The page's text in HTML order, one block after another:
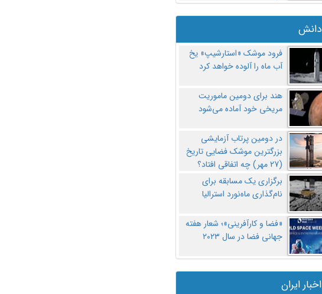
دانش
فرود موشک «استارشیپ» یخ
آب ماه را آلوده خواهد کرد
هند برای دومین ماموریت
مریخی خود آماده می‌شود
در دومین پرتاب آزمایشی
بزرگترین موشک فضایی تاریخ
(27 مهر‌) چه اتفاقی افتاد؟
برگزاری یک مسابقه برای
نام‌گذاری ماه‌نورد استرالیا
«فضا و کارآفرینی»؛ شعار هفته
جهانی فضا در سال ۲۰۲۳
اخبار ایران